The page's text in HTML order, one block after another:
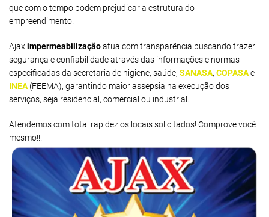
que com o tempo podem prejudicar a estrutura do
empreendimento.
Ajaximpermeabilizaçãoatua com transparência buscando trazer
segurança e confiabilidade através das informações e normas
especificadas da secretaria de higiene, saúde, SANASA, COPASAe
INEA (FEEMA), garantindo maior assepsia na execução dos
serviços, seja residencial, comercial ou industrial.
Atendemos com total rapidez os locais solicitados! Comprove você
mesmo!!!